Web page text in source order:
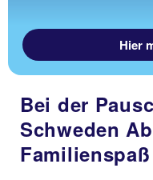
Hier
Bei der
Schweden